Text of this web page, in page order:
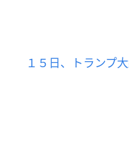
１５日、トランプ